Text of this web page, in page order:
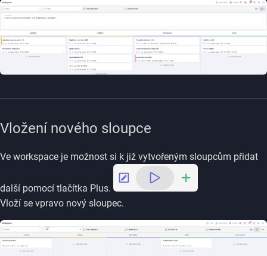
Vložení nového sloupce
Ve workspace je možnost si k již vytvořeným sloupcům přidat
další pomocí tlačítka Plus.
Vloží se vpravo nový sloupec.